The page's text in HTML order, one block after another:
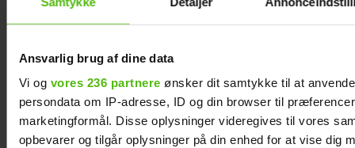
Ansvarlig brug af dine data
Vi og vores 236 partnere ønsker dit samtykke til at
persondata om IP-adresse, ID og din browser til
marketingformål. Disse oplysninger videregives til vores
opbevarer og tilgår oplysninger på din enhed for at vise dig